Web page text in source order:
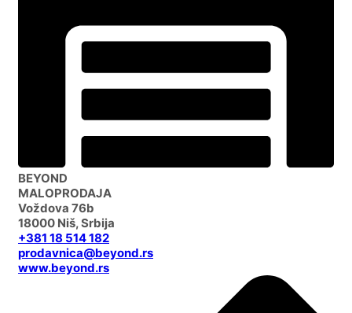
BEYOND
MALOPRODAJA
Voždova 76b
18000 Niš, Srbija
+381 18 514 182
prodavnica@beyond.rs
www.beyond.rs